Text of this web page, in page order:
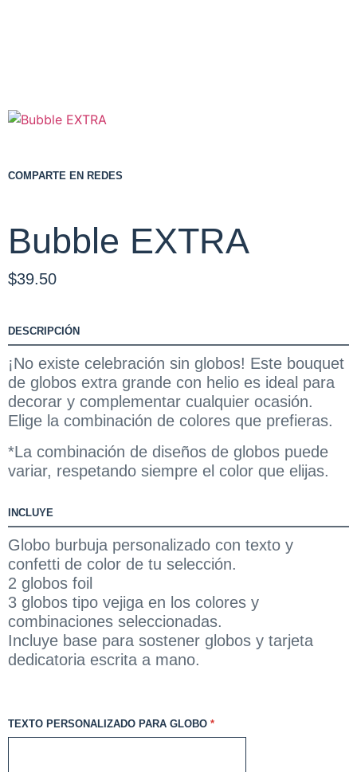
COMPARTE EN REDES
Bubble EXTRA
$39.50
DESCRIPCIÓN
¡No existe celebración sin globos! Este bouquet
de globos extra grande con helio es ideal para
decorar y complementar cualquier ocasión.
Elige la combinación de colores que prefieras.
*La combinación de diseños de globos puede
variar, respetando siempre el color que elijas.
INCLUYE
Globo burbuja personalizado con texto y
confetti de color de tu selección.
2 globos foil
3 globos tipo vejiga en los colores y
combinaciones seleccionadas.
Incluye base para sostener globos y tarjeta
dedicatoria escrita a mano.
TEXTO PERSONALIZADO PARA GLOBO *